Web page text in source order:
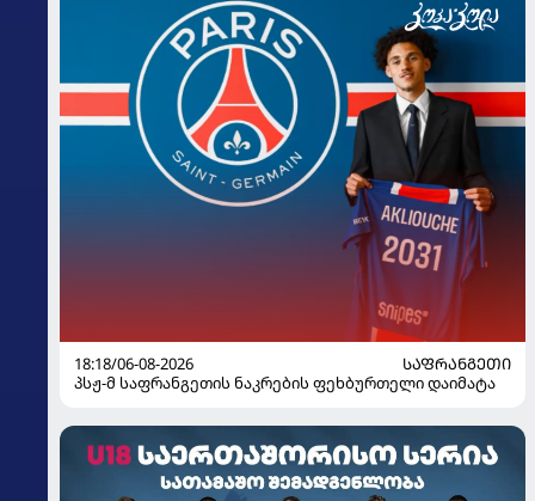
18:18/06-08-2026
ᲡᲐᲤᲠᲐᲜᲒᲔᲗᲘ
პსჟ-მ საფრანგეთის ნაკრების ფეხბურთელი დაიმატა